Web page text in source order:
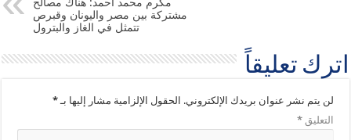
مشتركة بين مصر واليونان وقبرص
تتمثل في الغاز والبترول
اترك تعليقاً
لن يتم نشر عنوان بريدك الإلكتروني. الحقول الإلزامية مشار إليها بـ*
التعليق*